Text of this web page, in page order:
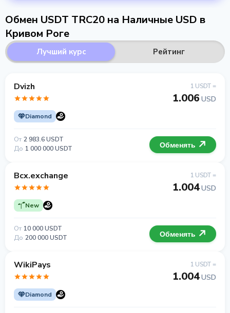
Обмен USDT TRC20 на Наличные USD в
Кривом Роге
Лучший курс Рейтинг
Dvizh
Diamond
1 USDT =
1.006 USD
От 2 983.6 USDT
До 1 000 000 USDT Обменять
Bcx.exchange
New
1 USDT =
1.004USD
От 10 000 USDT
До 200 000 USDT Обменять
WikiPays
Diamond
1 USDT =
1.004USD